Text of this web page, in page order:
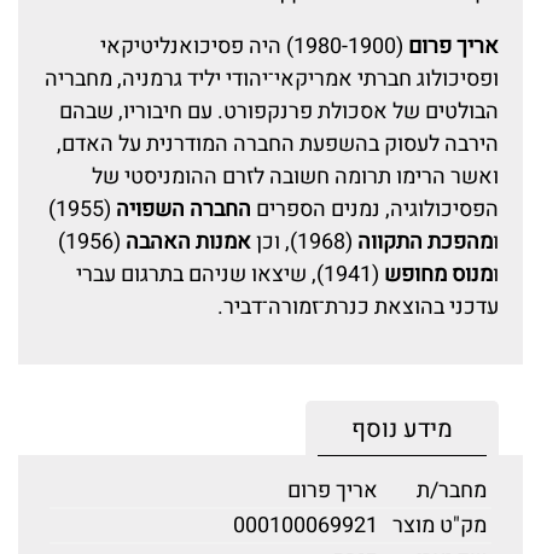
אריך פרום
(1980-1900) היה פסיכואנליטיקאי
ופסיכולוג חברתי אמריקאי־יהודי יליד גרמניה, מחבריה
הבולטים של אסכולת פרנקפורט. עם חיבוריו, שבהם
הירבה לעסוק בהשפעת החברה המודרנית על האדם,
ואשר הרימו תרומה חשובה לזרם ההומניסטי של
הפסיכולוגיה, נמנים הספרים החברה השפויה
(1955)
ומהפכת התקווה (1968), וכן אמנות האהבה
(1956)
ומנוס מחופש
(1941), שיצאו שניהם בתרגום עברי
עדכני בהוצאת כנרת־זמורה־דביר.
מידע נוסף
מחבר/ת
אריך פרום
מק"ט מוצר 000100069921